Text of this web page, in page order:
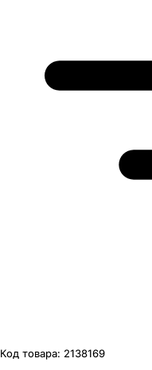
Код товара: 2138169